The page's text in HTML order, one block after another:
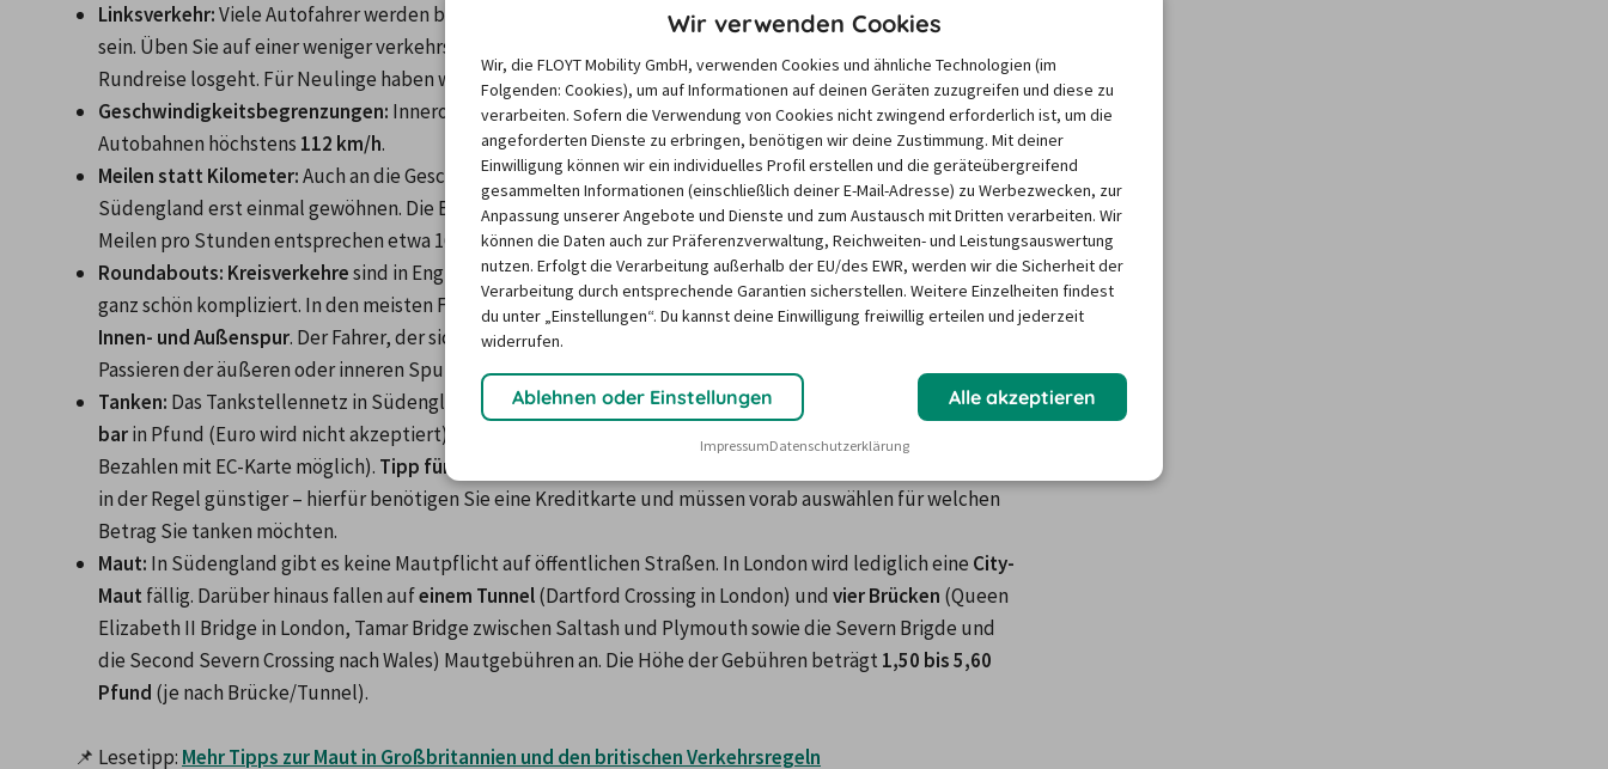
Linksverkehr: Viele Autofahrer werden bei dem Gedanken an den Linksverkehr nervös – muss aber nicht
sein. Üben Sie auf einer weniger verkehrsreichen Straße das Fahren auf der linken Spur, bevor die
Rundreise losgeht. Für Neulinge haben wir noch mehr Auto-Tipps rund um den Linksverkehr parat.
Geschwindigkeitsbegrenzungen: Innerorts sind umgerechnet knapp 50 km/h erlaubt, außerorts und auf
Autobahnen höchstens 112 km/h.
Meilen statt Kilometer: Auch an die Geschwindigkeitsangaben muss man sich bei einer Rundreise durch
Südengland erst einmal gewöhnen. Die Briten rechnen nämlich nicht in Kilometern, sondern in Meilen. 100
Meilen pro Stunden entsprechen etwa 160 km/h.
Roundabouts: Kreisverkehre sind in England nicht nur oft anzutreffen, sondern auf den ersten Blick auch
ganz schön kompliziert. In den meisten Fällen gibt es nicht nur eine Fahrspur, sondern in der Regel eine
Innen- und Außenspur. Der Fahrer, der sich im Kreisel befindet, hat immer Vorfahrt. Geblinkt wird vor dem
Passieren der äußeren oder inneren Spur.
Tanken:
Das Tankstellennetz in Südengland ist – vor allem rund um London – gut ausgebaut. Gezahlt wird
bar in Pfund (Euro wird nicht akzeptiert) oder mit
Bezahlen mit EC-Karte möglich). Tipp für Sparfüchse:
in der Regel günstiger – hierfür benötigen Sie eine Kreditkarte und müssen vorab auswählen für welchen
Betrag Sie tanken möchten.
Maut: In Südengland gibt es keine Mautpflicht auf öffentlichen Straßen. In London wird lediglich eine City-
Maut fällig. Darüber hinaus fallen auf einem Tunnel (Dartford Crossing in London) und vier Brücken (Queen
Elizabeth II Bridge in London, Tamar Bridge zwischen Saltash und Plymouth sowie die Severn Brigde und
die Second Severn Crossing nach Wales) Mautgebühren an. Die Höhe der Gebühren beträgt 1,50 bis 5,60
Pfund (je nach Brücke/Tunnel).
📌 Lesetipp: Mehr Tipps zur Maut in Großbritannien und den britischen Verkehrsregeln
Wir verwenden Cookies
Wir, die FLOYT Mobility GmbH, verwenden Cookies und ähnliche Technologien (im
Folgenden: Cookies), um auf Informationen auf deinen Geräten zuzugreifen und diese zu
verarbeiten. Sofern die Verwendung von Cookies nicht zwingend erforderlich ist, um die
angeforderten Dienste zu erbringen, benötigen wir deine Zustimmung. Mit deiner
Einwilligung können wir ein individuelles Profil erstellen und die geräteübergreifend
gesammelten Informationen (einschließlich deiner E-Mail-Adresse) zu Werbezwecken, zur
Anpassung unserer Angebote und Dienste und zum Austausch mit Dritten verarbeiten. Wir
können die Daten auch zur Präferenzverwaltung, Reichweiten- und Leistungsauswertung
nutzen. Erfolgt die Verarbeitung außerhalb der EU/des EWR, werden wir die Sicherheit der
Verarbeitung durch entsprechende Garantien sicherstellen. Weitere Einzelheiten findest
du unter „Einstellungen“. Du kannst deine Einwilligung freiwillig erteilen und jederzeit
widerrufen.
Ablehnen oder Einstellungen Alle akzeptieren
ImpressumDatenschutzerklärung